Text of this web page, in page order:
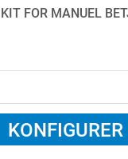
KIT FOR MANUEL
KONFIGURER